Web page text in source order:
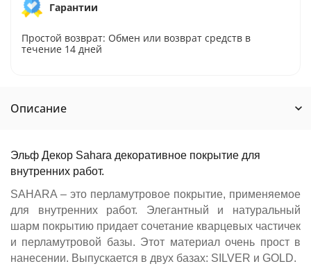
Гарантии
Простой возврат: Обмен или возврат средств в
течение 14 дней
Описание
Эльф Декор Sahara декоративное покрытие для
внутренних работ.
SAHARA – это перламутровое покрытие, применяемое
для внутренних работ. Элегантный и натуральный
шарм покрытию придает сочетание кварцевых частичек
и перламутровой базы. Этот материал очень прост в
нанесении. Выпускается в двух базах: SILVER и GOLD.